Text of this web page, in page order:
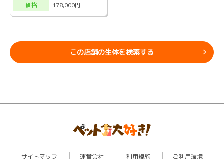
価格
178,000円
この店舗の生体を検索する
サイトマップ 運営会社 利用規約 ご利用環境